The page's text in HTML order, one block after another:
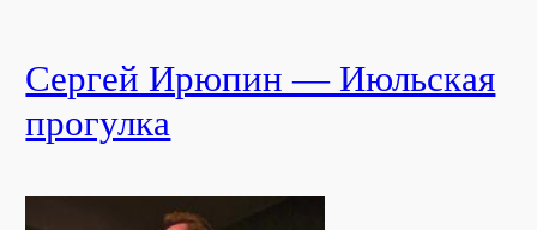
Сергей Ирюпин — Июльская
прогулка